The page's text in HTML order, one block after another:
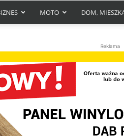
MOTO DOM,
Reklama